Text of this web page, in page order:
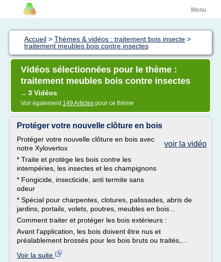
Menu
Accueil > Thèmes & vidéos : traitement bois insecte >
traitement meubles bois contre insectes
Vidéos sélectionnées pour le thème :
traitement meubles bois contre insectes
→ 3 Vidéos
Voir également 149 Articles pour ce thème
Protéger votre nouvelle clôture en bois
voir la vidéo
Protéger votre nouvelle clôture en bois avec
notre Xylovertox
* Traite et protège les bois contre les
intempéries, les insectes et les champignons
* Fongicide, insecticide, anti termite sans
odeur
* Spécial pour charpentes, clotures, palissades, abris de
jardins, portails, volets, poutres, meubles en bois...
Comment traiter et protéger les bois extérieurs :
Avant l'application, les bois doivent être nus et
préalablement brossés pour les bois bruts ou traités,...
Voir la suite